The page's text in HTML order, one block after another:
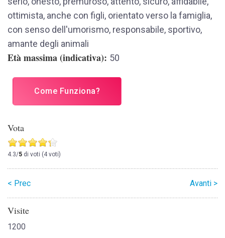
ottimista, anche con figli, orientato verso la famiglia,
con senso dell'umorismo, responsabile, sportivo,
amante degli animali
Età massima (indicativa) 50
Come Funziona?
Vota
4.3/5 di voti (4 voti)
< Prec Avanti >
Visite
1200